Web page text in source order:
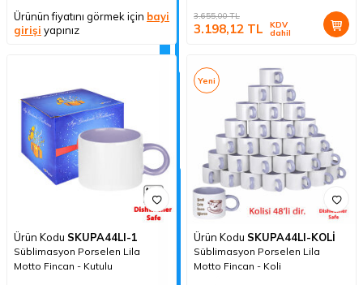
Ürünün fiyatını görmek için bayi
girişi yapınız
3.655,00TL
3.198,12 TL KDV
dahil
Ürün Kodu SKUPA44LI-1
Süblimasyon Porselen Lila
Motto Fincan - Kutulu
Yeni
Ürün Kodu SKUPA44LI-KOLİ
Süblimasyon Porselen Lila
Motto Fincan - Koli